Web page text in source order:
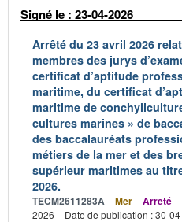
Signé le : 23-04-2026
Arrêté du 23 avril 2026
membres des jurys
certificat d’aptitude
maritime, du certificat
maritime de
cultures marines » de
des baccalauréats
métiers de la mer et des
supérieur maritimes au
2026.
TECM2611283A Mer Arrêté
2026
Date de publication : 30-